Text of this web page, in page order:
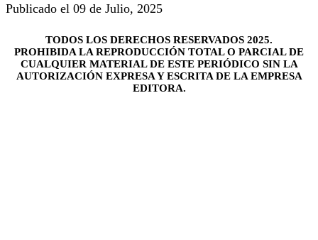
Publicado el 09 de Julio, 2025
TODOS LOS DERECHOS RESERVADOS 2025.
PROHIBIDA LA REPRODUCCIÓN TOTAL O PARCIAL DE
CUALQUIER MATERIAL DE ESTE PERIÓDICO SIN LA
AUTORIZACIÓN EXPRESA Y ESCRITA DE LA EMPRESA
EDITORA.